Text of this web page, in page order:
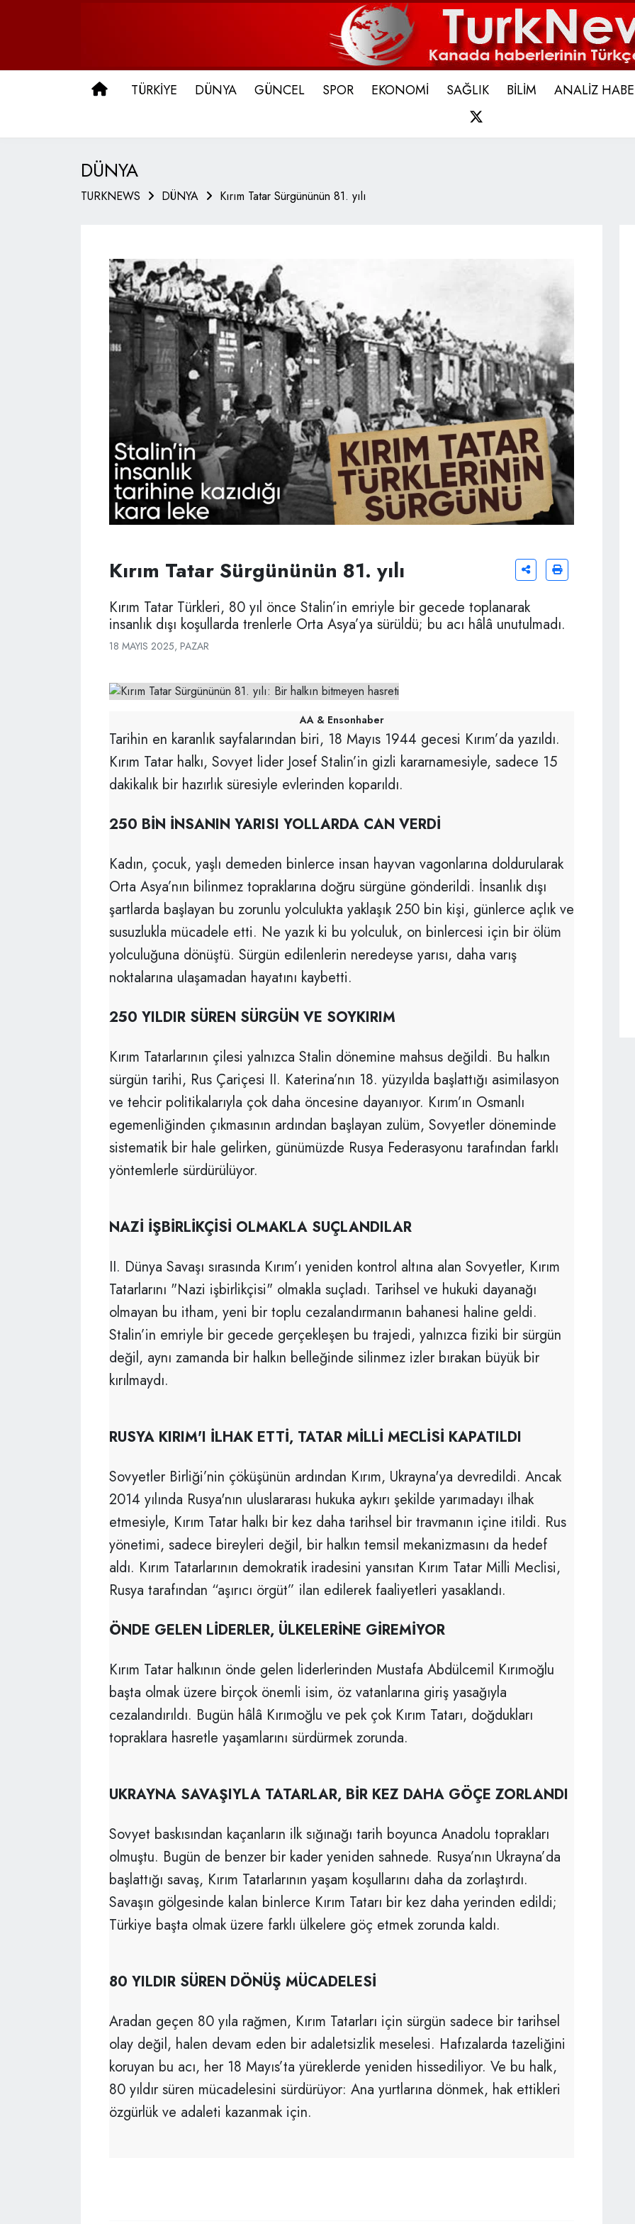
ANA SAYFA
TÜRKİYE DÜNYA GÜNCEL SPOR EKONOMİ SAĞLIK BİLİM ANALİZ
DÜNYA
TURKNEWS DÜNYA Kırım Tatar Sürgününün 81. yılı
Kırım Tatar Sürgününün 81. yılı
Kırım Tatar Türkleri, 80 yıl önce Stalin’in emriyle bir gecede toplanarak
insanlık dışı koşullarda trenlerle Orta Asya’ya sürüldü; bu acı hâlâ unutulmadı.
18 MAYIS 2025, PAZAR
AA & Ensonhaber
Tarihin en karanlık sayfalarından biri, 18 Mayıs 1944 gecesi Kırım’da yazıldı.
Kırım Tatar halkı, Sovyet lider Josef Stalin’in gizli kararnamesiyle, sadece 15
dakikalık bir hazırlık süresiyle evlerinden koparıldı.
250 BİN İNSANIN YARISI YOLLARDA CAN VERDİ
Kadın, çocuk, yaşlı demeden binlerce insan hayvan vagonlarına doldurularak
Orta Asya’nın bilinmez topraklarına doğru sürgüne gönderildi. İnsanlık dışı
şartlarda başlayan bu zorunlu yolculukta yaklaşık 250 bin kişi, günlerce açlık ve
susuzlukla mücadele etti. Ne yazık ki bu yolculuk, on binlercesi için bir ölüm
yolculuğuna dönüştü. Sürgün edilenlerin neredeyse yarısı, daha varış
noktalarına ulaşamadan hayatını kaybetti.
250 YILDIR SÜREN SÜRGÜN VE SOYKIRIM
Kırım Tatarlarının çilesi yalnızca Stalin dönemine mahsus değildi. Bu halkın
sürgün tarihi, Rus Çariçesi II. Katerina’nın 18. yüzyılda başlattığı asimilasyon
ve tehcir politikalarıyla çok daha öncesine dayanıyor. Kırım’ın Osmanlı
egemenliğinden çıkmasının ardından başlayan zulüm, Sovyetler döneminde
sistematik bir hale gelirken, günümüzde Rusya Federasyonu tarafından farklı
yöntemlerle sürdürülüyor.
NAZİ İŞBİRLİKÇİSİ OLMAKLA SUÇLANDILAR
II. Dünya Savaşı sırasında Kırım’ı yeniden kontrol altına alan Sovyetler, Kırım
Tatarlarını "Nazi işbirlikçisi" olmakla suçladı. Tarihsel ve hukuki dayanağı
olmayan bu itham, yeni bir toplu cezalandırmanın bahanesi haline geldi.
Stalin’in emriyle bir gecede gerçekleşen bu trajedi, yalnızca fiziki bir sürgün
değil, aynı zamanda bir halkın belleğinde silinmez izler bırakan büyük bir
kırılmaydı.
RUSYA KIRIM'I İLHAK ETTİ, TATAR MİLLİ MECLİSİ KAPATILDI
Sovyetler Birliği’nin çöküşünün ardından Kırım, Ukrayna'ya devredildi. Ancak
2014 yılında Rusya'nın uluslararası hukuka aykırı şekilde yarımadayı ilhak
etmesiyle, Kırım Tatar halkı bir kez daha tarihsel bir travmanın içine itildi. Rus
yönetimi, sadece bireyleri değil, bir halkın temsil mekanizmasını da hedef
aldı. Kırım Tatarlarının demokratik iradesini yansıtan Kırım Tatar Milli Meclisi,
Rusya tarafından “aşırıcı örgüt” ilan edilerek faaliyetleri yasaklandı.
ÖNDE GELEN LİDERLER, ÜLKELERİNE GİREMİYOR
Kırım Tatar halkının önde gelen liderlerinden Mustafa Abdülcemil Kırımoğlu
başta olmak üzere birçok önemli isim, öz vatanlarına giriş yasağıyla
cezalandırıldı. Bugün hâlâ Kırımoğlu ve pek çok Kırım Tatarı, doğdukları
topraklara hasretle yaşamlarını sürdürmek zorunda.
UKRAYNA SAVAŞIYLA TATARLAR, BİR KEZ DAHA GÖÇE ZORLANDI
Sovyet baskısından kaçanların ilk sığınağı tarih boyunca Anadolu toprakları
olmuştu. Bugün de benzer bir kader yeniden sahnede. Rusya’nın Ukrayna’da
başlattığı savaş, Kırım Tatarlarının yaşam koşullarını daha da zorlaştırdı.
Savaşın gölgesinde kalan binlerce Kırım Tatarı bir kez daha yerinden edildi;
Türkiye başta olmak üzere farklı ülkelere göç etmek zorunda kaldı.
80 YILDIR SÜREN DÖNÜŞ MÜCADELESİ
Aradan geçen 80 yıla rağmen, Kırım Tatarları için sürgün sadece bir tarihsel
olay değil, halen devam eden bir adaletsizlik meselesi. Hafızalarda tazeliğini
koruyan bu acı, her 18 Mayıs’ta yüreklerde yeniden hissediliyor. Ve bu halk,
80 yıldır süren mücadelesini sürdürüyor: Ana yurtlarına dönmek, hak ettikleri
özgürlük ve adaleti kazanmak için.